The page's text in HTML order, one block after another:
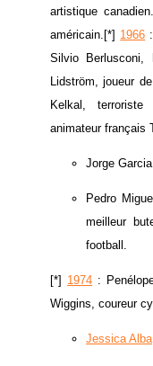
artistique
américain.[*] 1966
Silvio Berlusconi,
Lidström, joueur de
Kelkal,
animateur français
Jorge
Pedro
meilleur
football.
[*] 1974 :
Wiggins, coureur
Jessica Alba